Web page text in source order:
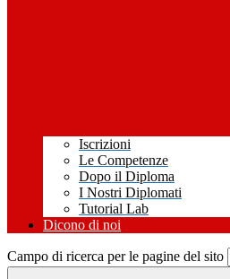
Iscrizioni
Le Competenze
Dopo il Diploma
I Nostri Diplomati
Tutorial Lab
Dicono di noi
Campo di ricerca per le pagine del sito